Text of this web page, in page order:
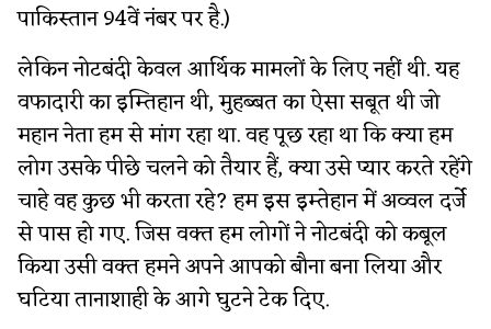
पाकिस्तान 94वें नंबर पर है.)
लेकिन नोटबंदी केवल आर्थिक मामलों के लिए नहीं थी. यह
वफादारी का इम्तिहान थी, मुहब्बत का ऐसा सबूत थी जो
महान नेता हम से मांग रहा था. वह पूछ रहा था कि क्या हम
लोग उसके पीछे चलने को तैयार हैं, क्या उसे प्यार करते रहेंगे
चाहे वह कुछ भी करता रहे? हम इस इम्तेहान में अव्वल दर्जे
से पास हो गए. जिस वक्त हम लोगों ने नोटबंदी को कबूल
किया उसी वक्त हमने अपने आपको बौना बना लिया और
घटिया तानाशाही के आगे घुटने टेक दिए.